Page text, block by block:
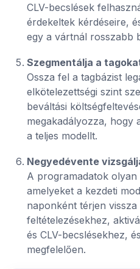
CLV-becslések
érdekeltek kérdéseire,
egy a vártnál rosszabb
Szegmentálja a
Ossza fel a tagbázist
elkötelezettségi szint
beváltási
megakadályozza, hogy
a teljes modellt.
Negyedévente
A programadatok
amelyeket a kezdeti
naponként térjen
feltételezésekhez,
és CLV-becslésekhez,
megfelelően.